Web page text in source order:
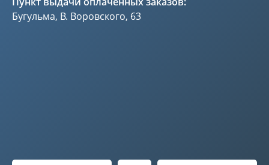
Бугульма, В. Воровского, 63